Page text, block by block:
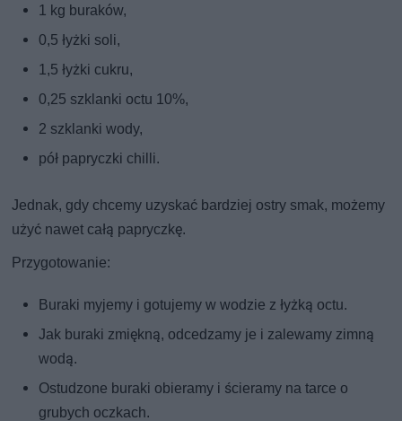
1 kg buraków,
0,5 łyżki soli,
1,5 łyżki cukru,
0,25 szklanki octu 10%,
2 szklanki wody,
pół papryczki chilli.
Jednak, gdy chcemy uzyskać bardziej ostry smak, możemy
użyć nawet całą papryczkę.
Przygotowanie:
Buraki myjemy i gotujemy w wodzie z łyżką octu.
Jak buraki zmiękną, odcedzamy je i zalewamy zimną
wodą.
Ostudzone buraki obieramy i ścieramy na tarce o
grubych oczkach.